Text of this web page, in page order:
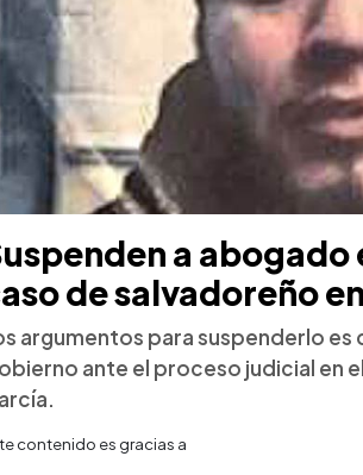
a
de salvadoreño
argumentos para suspenderlo
ante el proceso judicial en
contenido es gracias a